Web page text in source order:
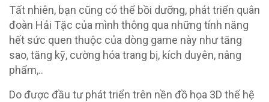
Tất nhiên, bạn cũng có thể bồi dưỡng, phát triển quân
đoàn Hải Tặc của mình thông qua những tính năng
hết sức quen thuộc của dòng game này như tăng
sao, tăng kỹ, cường hóa trang bị, kích duyên, nâng
phẩm,..
Do được đầu tư phát triển trên nền đồ họa 3D thế hệ